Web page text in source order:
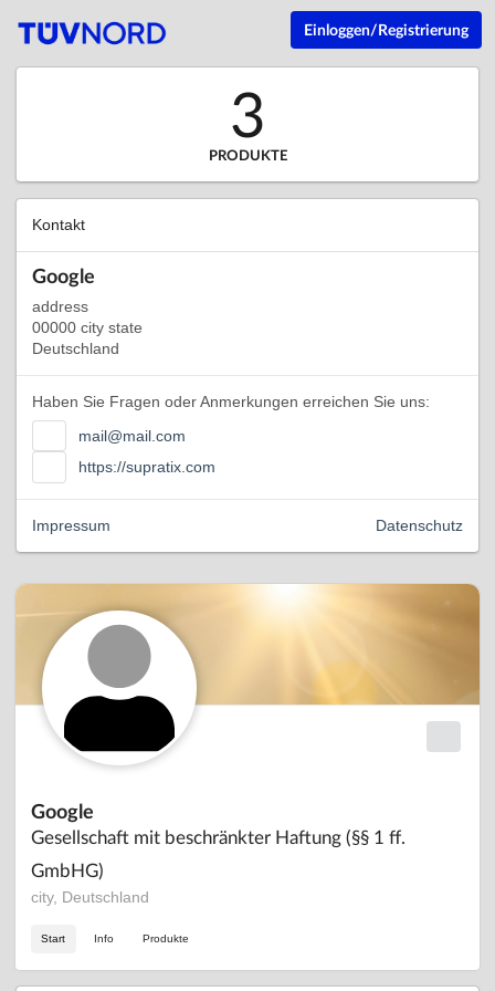
Einloggen/Registrierung
Google
Gesellschaft mit beschränkter Haftung (§§ 1 ff.
GmbHG)
city, Deutschland
Start Info Produkte
3
PRODUKTE
Kontakt
Google
address
00000 city state
Deutschland
Haben Sie Fragen oder Anmerkungen erreichen Sie uns:
mail@mail.com
https://supratix.com
Datenschutz
Impressum